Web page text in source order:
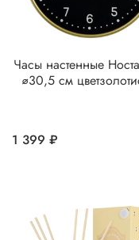
Часы настенные
⌀30,5 см
1 399 ₽